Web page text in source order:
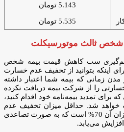
5.143 تومان
5.535 تومان
ثالث موتورسیکلت
سب کاهش قیمت بیمه شخص
اینکه بتوانید از تخفیف عدم خسارت
مدن زمانی که بیمه شما اعتبار داشته
را از شرکت بیمه دریافت نکرده
برای تمدید بیمه‌نامه خود اقدام کنید،
خواهد شد. حداقل میزان تخفیف عدم
خسارت 5% درصد و حداکثر میزان آن 70% است که به صورت تصاعدی
می‌یابد.